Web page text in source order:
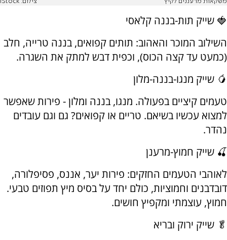
משקאות מרעננים לקיץ צילום: iStock
🍓 שייק תות-בננה קלאסי
השילוב המוכר והאהוב: תותים קפואים, בננה טרייה, חלב
(כמעט עד קצה הכוס), וכפית דבש למתק את השגרה.
🥭 שייק מנגו-בננה-מלון
טעמים קיציים בפעולה. מנגו, בננה ומלון - פירות שאפשר
למצוא עכשיו בשיאם. טריים או קפואים? גם וגם עובדים
נהדר.
🍒 שייק חמוץ-מרענן
לאוהבי הטעמים החזקים: פירות יער, אננס, פסיפלורה,
דובדבנים וחמוציות, כולם יחד על בסיס מיץ תפוזים טבעי.
חמוץ, עוצמתי ומקפיץ חושים.
🥬 שייק ירוק ובריא